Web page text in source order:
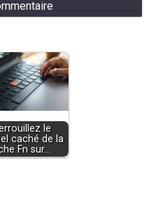
le
caché de la
Fn sur…